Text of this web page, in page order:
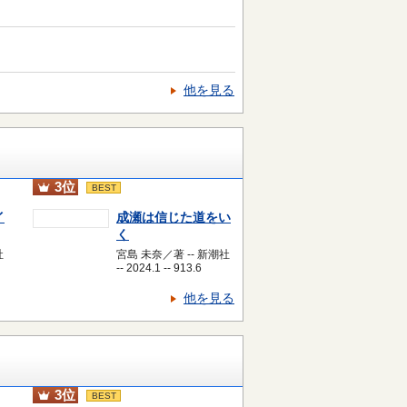
他を見る
3位 BEST
成瀬は信じた道をい
く
宮島 未奈／著 -- 新潮社
-- 2024.1 -- 913.6
他を見る
3位 BEST